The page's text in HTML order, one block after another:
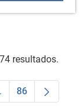
resultados.
TAB para
Página
86